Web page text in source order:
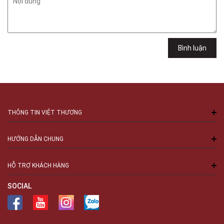
Bình luận
THÔNG TIN VIỆT THƯƠNG
HƯỚNG DẪN CHUNG
HỖ TRỢ KHÁCH HÀNG
SOCIAL